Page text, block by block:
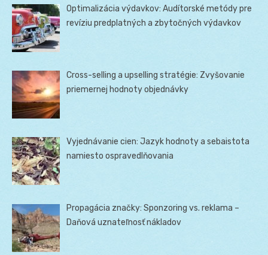
Optimalizácia výdavkov: Audítorské metódy pre
revíziu predplatných a zbytočných výdavkov
Cross-selling a upselling stratégie: Zvyšovanie
priemernej hodnoty objednávky
Vyjednávanie cien: Jazyk hodnoty a sebaistota
namiesto ospravedlňovania
Propagácia značky: Sponzoring vs. reklama –
Daňová uznateľnosť nákladov